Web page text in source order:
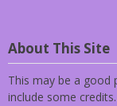
About This Site
This may be a good
include some credits.